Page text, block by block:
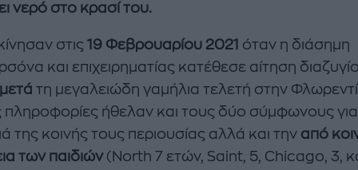
νερό στο κρασί του.
στις 19 Φεβρουαρίου 2021 όταν η διάσημη
και επιχειρηματίας κατέθεσε αίτηση
τη μεγαλειώδη γαμήλια τελετή στην
πληροφορίες ήθελαν και τους δύο σύμφωνους
της κοινής τους περιουσίας αλλά και την από
των παιδιών(North 7 ετών, Saint, 5, Chicago, 3,
καλοκαιρινή
φέτα και φράουλες
πανικού νόμιζα πως θα
πεθάνω»